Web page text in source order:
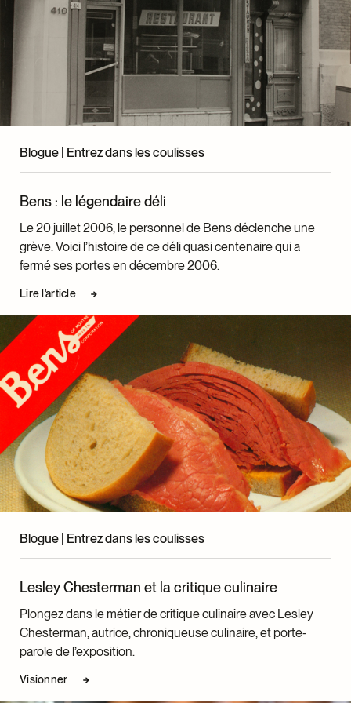
Équipe externe
Montage et création vidéo
Louis-Martin Duval
Tomi Grgicevic
Enregistrement et bande sonore
Vincent Cardinal
Voix
Simon Bouchard
Howard Chackowicz
Recherche
Annick Brabant
Révision et traduction
Edith Skewes-Cox, anglais
Pascale Guertin, français
Conception d’éclairage
LightFactor Inc.
Production graphique
Pro Séri
Fabrication du mobilier
Vincent Houle
Espace Montage
Installation audiovisuelle
Éric Fauque
Eric Le Brech
Blogue | Entrez dans les coulisses
Bens : le légendaire déli
Le 20 juillet 2006, le personnel de Bens déclenche une
grève. Voici l’histoire de ce déli quasi centenaire qui a
fermé ses portes en décembre 2006.
Lire l'article
Blogue | Entrez dans les coulisses
Lesley Chesterman et la critique culinaire
Plongez dans le métier de critique culinaire avec Lesley
Chesterman, autrice, chroniqueuse culinaire, et porte-
parole de l’exposition.
Visionner